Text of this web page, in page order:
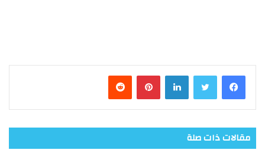
فيسبوك تويتر لينكدإن بينتيريست
مقالات ذات صلة